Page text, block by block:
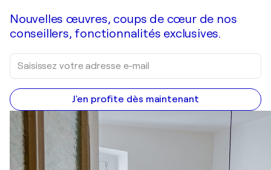
Nouvelles œuvres, coups de cœur de nos
conseillers, fonctionnalités exclusives.
J'en profite dès maintenant